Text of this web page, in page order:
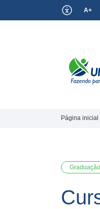
A+
Página inicial
Graduação